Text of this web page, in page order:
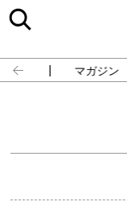
占い マガジン